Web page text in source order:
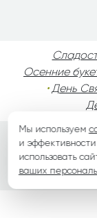
Осенние
•День
Вся
2008-
Мы используем
и
использовать
ваших